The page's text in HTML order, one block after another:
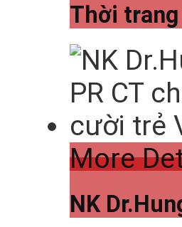
Thời trang
More
NK